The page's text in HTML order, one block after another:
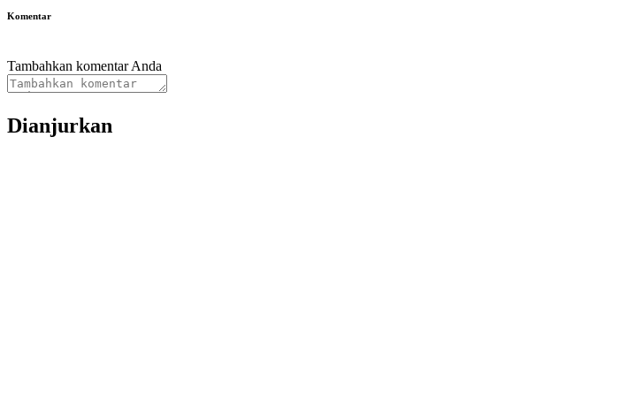
Komentar
Tambahkan komentar Anda
Dianjurkan